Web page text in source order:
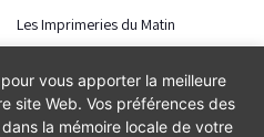
Les Imprimeries du Matin
vous apporter la meilleure
site Web. Vos préférences des
la mémoire locale de votre